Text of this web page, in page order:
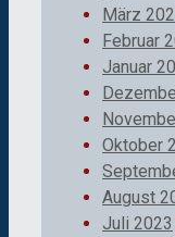
März
Februar
Januar
Oktober
August
Juli 2023